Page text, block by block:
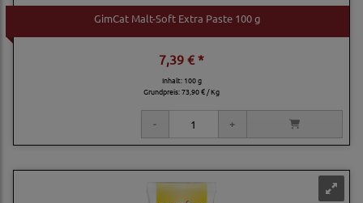
GimCat Malt-Soft Extra Paste 100 g
7,39 € *
Inhalt: 100 g
Grundpreis:73,90 € / Kg